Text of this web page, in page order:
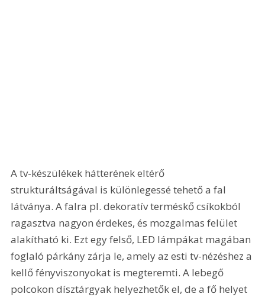
A tv-készülékek hátterének eltérő
strukturáltságával is különlegessé tehető a fal
látványa. A falra pl. dekoratív terméskő csíkokból
ragasztva nagyon érdekes, és mozgalmas felület
alakítható ki. Ezt egy felső, LED lámpákat magában
foglaló párkány zárja le, amely az esti tv-nézéshez a
kellő fényviszonyokat is megteremti. A lebegő
polcokon dísztárgyak helyezhetők el, de a fő helyet